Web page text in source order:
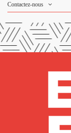
Contactez-nous